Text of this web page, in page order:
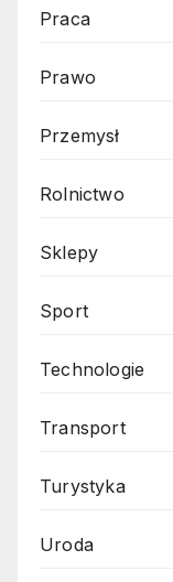
Praca
Prawo
Przemysł
Rolnictwo
Sklepy
Sport
Technologie
Transport
Turystyka
Uroda